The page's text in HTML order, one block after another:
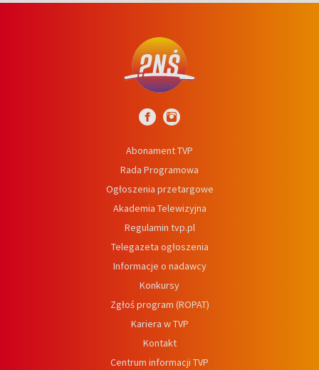
Abonament TVP
Rada Programowa
Ogłoszenia przetargowe
Akademia Telewizyjna
Regulamin tvp.pl
Telegazeta ogłoszenia
Informacje o nadawcy
Konkursy
Zgłoś program (ROPAT)
Kariera w TVP
Kontakt
Centrum informacji TVP